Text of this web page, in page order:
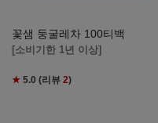
꽃샘 둥굴레차 100티백
[소비기한 1년 이상]
★ 5.0 (리뷰 2)